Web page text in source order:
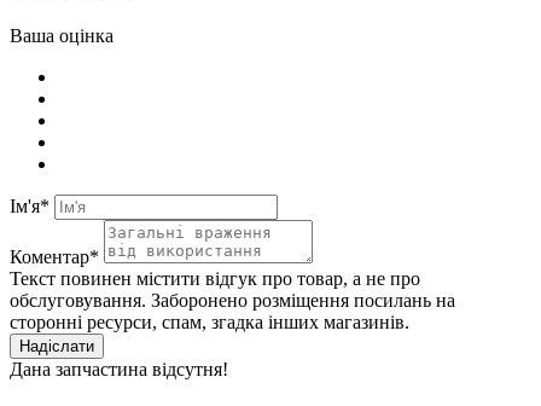
Ваша оцінка
Ім'я*
Коментар*
Текст повинен містити відгук про товар, а не про
обслуговування. Заборонено розміщення посилань на
сторонні ресурси, спам, згадка інших магазинів.
Надіслати
Дана запчастина відсутня!